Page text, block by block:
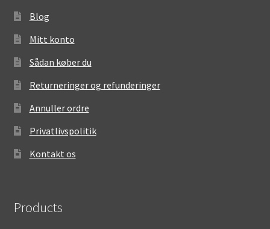
Blog
Mitt konto
Sådan køber du
Returneringer og refunderinger
Annuller ordre
Privatlivspolitik
Kontakt os
Products